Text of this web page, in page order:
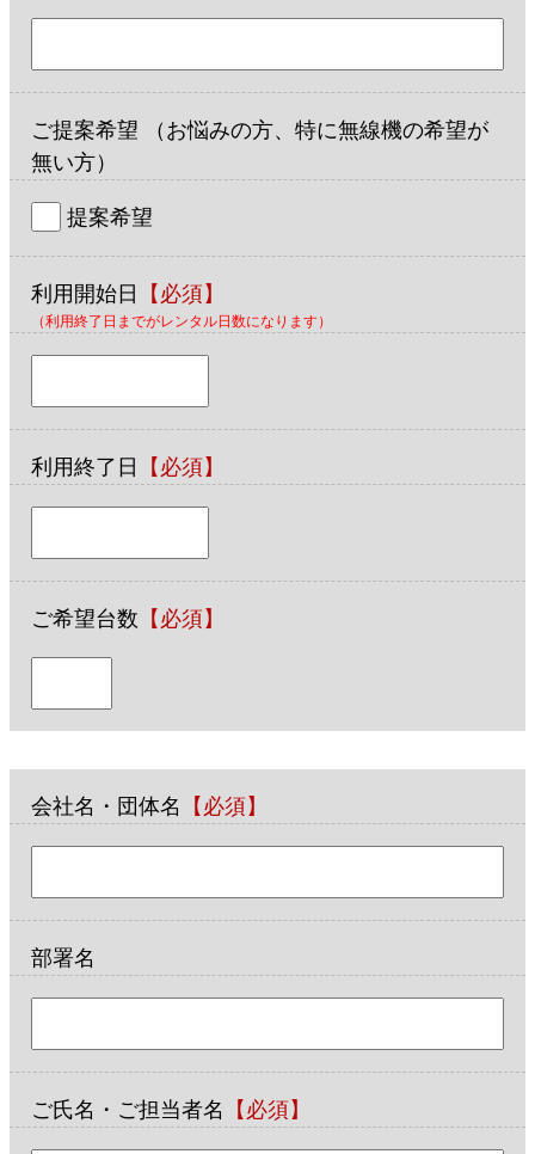
ご提案希望 （お悩みの方、特に無線機の希望が
無い方）
提案希望
利用開始日 【必須】
（利用終了日までがレンタル日数になります）
利用終了日 【必須】
ご希望台数 【必須】
会社名・団体名 【必須】
部署名
ご氏名・ご担当者名 【必須】